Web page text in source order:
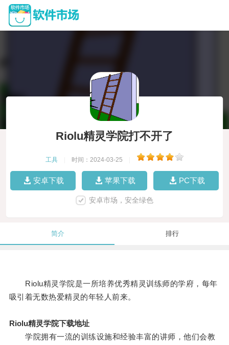
Riolu精灵学院打不开了
工具 时间：2024-03-25
安卓下载 苹果下载 PC下载
安卓市场，安全绿色
简介 排行
Riolu精灵学院是一所培养优秀精灵训练师的学府，每年
吸引着无数热爱精灵的年轻人前来。
Riolu精灵学院下载地址
学院拥有一流的训练设施和经验丰富的讲师，他们会教